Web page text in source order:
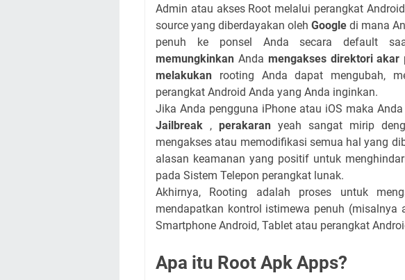
Admin atau akses Root melalui perangkat Android
source yang diberdayakan olehGoogle di mana
penuh ke ponsel Anda secara default
memungkinkan Anda mengakses direktori akar
melakukan rooting Anda dapat mengubah,
perangkat Android Anda yang Anda inginkan.
Jika Anda pengguna iPhone atau iOS maka
Jailbreak ,perakaran yeah sangat mirip
mengakses atau memodifikasi semua hal yang
alasan keamanan yang positif untuk
pada Sistem Telepon perangkat lunak.
Akhirnya, Rooting adalah proses untuk
mendapatkan kontrol istimewa penuh (misalnya
Smartphone Android, Tablet atau perangkat
Apa itu Root Apk Apps?